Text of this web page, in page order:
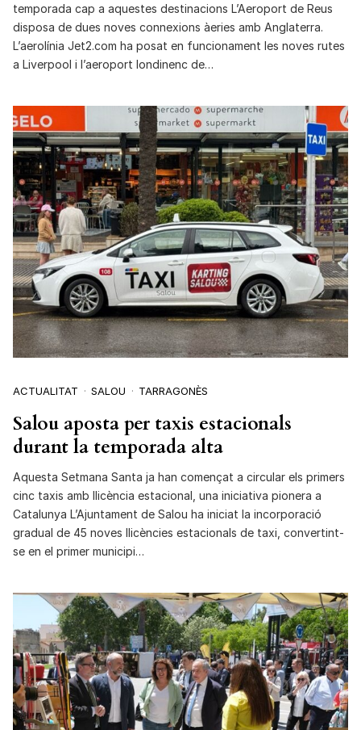
temporada cap a aquestes destinacions L’Aeroport de Reus
disposa de dues noves connexions àeries amb Anglaterra.
L’aerolínia Jet2.com ha posat en funcionament les noves rutes
a Liverpool i l’aeroport londinenc de…
ACTUALITAT SALOU TARRAGONÈS
Salou aposta per taxis estacionals
durant la temporada alta
Aquesta Setmana Santa ja han començat a circular els primers
cinc taxis amb llicència estacional, una iniciativa pionera a
Catalunya L’Ajuntament de Salou ha iniciat la incorporació
gradual de 45 noves llicències estacionals de taxi, convertint-
se en el primer municipi…